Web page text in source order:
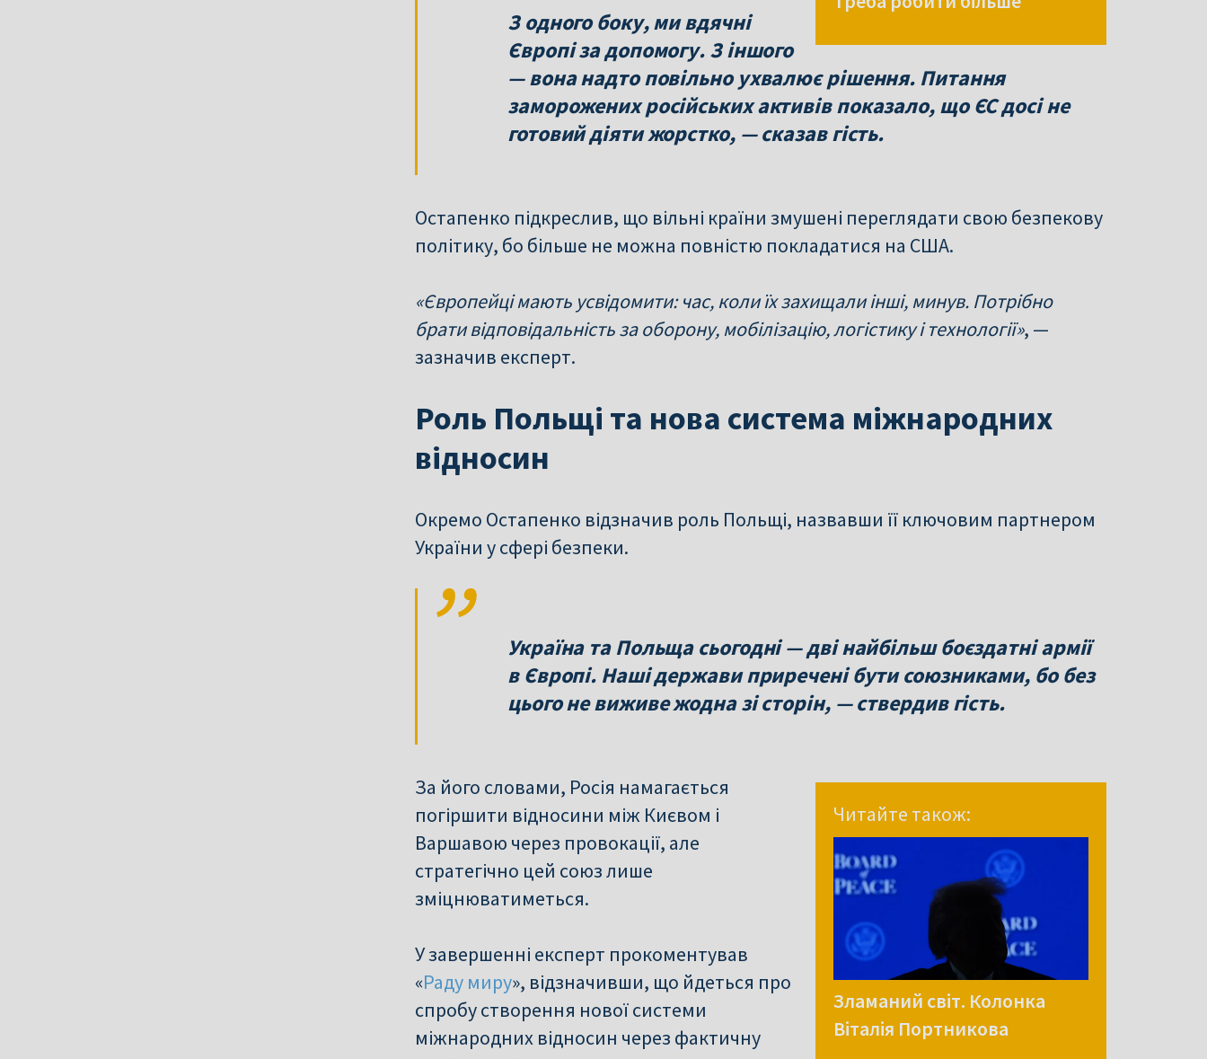
З одного боку, ми вдячні
Європі за допомогу. З іншого
— вона надто повільно ухвалює рішення. Питання
заморожених російських активів показало, що ЄС досі не
готовий діяти жорстко, — сказав гість.
Остапенко підкреслив, що вільні країни змушені переглядати свою безпекову
політику, бо більше не можна повністю покладатися на США.
«Європейці мають усвідомити: час, коли їх захищали інші, минув. Потрібно
брати відповідальність за оборону, мобілізацію, логістику і технології», —
зазначив експерт.
Роль Польщі та нова система міжнародних
відносин
Окремо Остапенко відзначив роль Польщі, назвавши її ключовим партнером
України у сфері безпеки.
Україна та Польща сьогодні — дві найбільш боєздатні армії
в Європі. Наші держави приречені бути союзниками, бо без
цього не виживе жодна зі сторін, — ствердив гість.
Читайте також:
Зламаний світ. Колонка
Віталія Портникова
За його словами, Росія намагається
погіршити відносини між Києвом і
Варшавою через провокації, але
стратегічно цей союз лише
зміцнюватиметься.
У завершенні експерт прокоментував
«Раду миру», відзначивши, що йдеться про
спробу створення нової системи
міжнародних відносин через фактичну